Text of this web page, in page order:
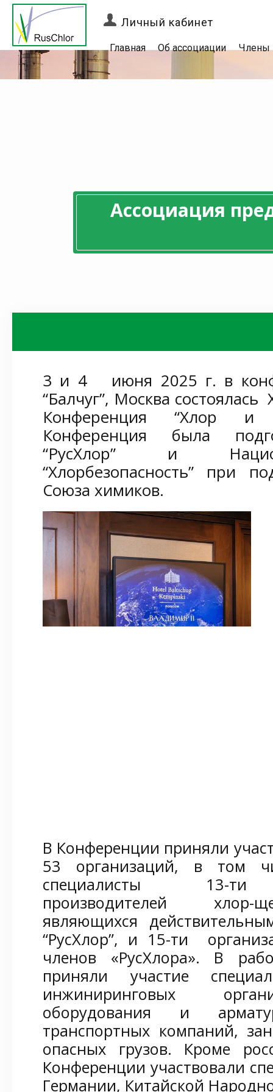
Личный кабинет
Главная Об ассоциации Члены
Ассоциация
3 и 4 июня 2025 г. в
“Балчуг”, Москва
Конференция “Хлор и
Конференция была
“РусХлор” и
“Хлорбезопасность” при
Союза химиков.
В Конференции приняли
53 организаций, в том
специалисты 13-ти
производителей хлор-
являющихся
“РусХлор”, и 15-ти
членов «РусХлора». В
приняли участие
инжиниринговых
оборудования и
транспортных компаний,
опасных грузов. Кроме
Конференции участвовали
Германии, Китайской